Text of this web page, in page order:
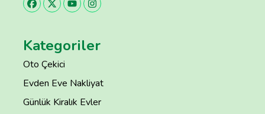
Kategoriler
Oto Çekici
Evden Eve Nakliyat
Günlük Kiralık Evler